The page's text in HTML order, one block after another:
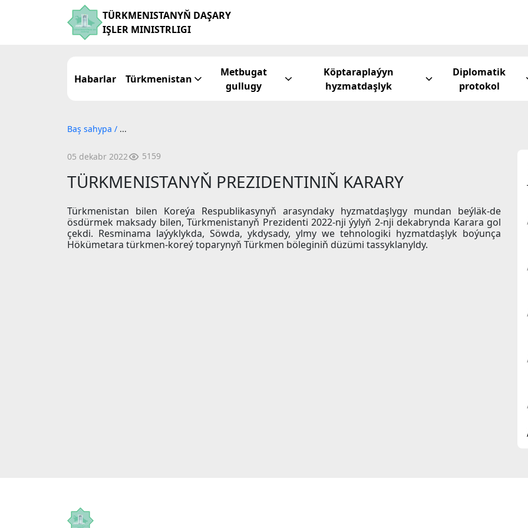
TÜRKMENISTANYŇ DAŞARY
IŞLER MINISTRLIGI
Habarlar Türkmenistan
Metbugat
gullugy
Köptaraplaýyn
hyzmatdaşlyk
Diplomatik
protokol
Baş sahypa / ...
05 dekabr 2022 5159
TÜRKMENISTANYŇ PREZIDENTINIŇ KARARY
Türkmenistan bilen Koreýa Respublikasynyň arasyndaky hyzmatdaşlygy mundan beýläk-de
ösdürmek maksady bilen, Türkmenistanyň Prezidenti 2022-nji ýylyň 2-nji dekabrynda Karara gol
çekdi. Resminama laýyklykda, Söwda, ykdysady, ylmy we tehnologiki hyzmatdaşlyk boýunça
Hökümetara türkmen-koreý toparynyň Türkmen böleginiň düzümi tassyklanyldy.